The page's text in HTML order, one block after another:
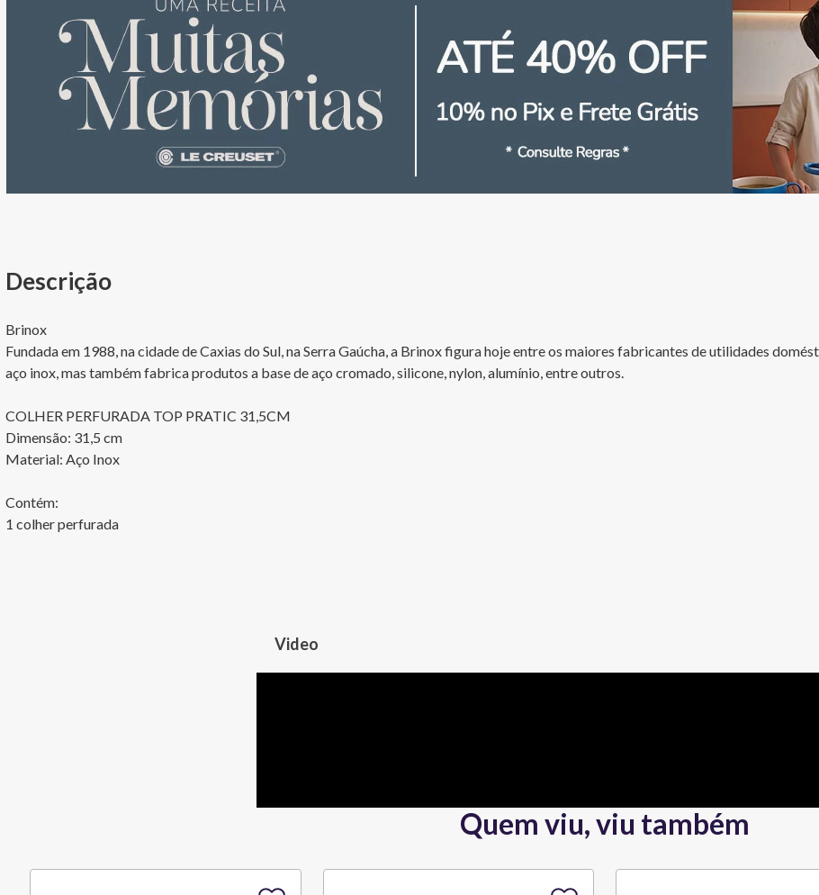
Brinox
Fundada em 1988, na cidade de Caxias do Sul, na Serra Gaúcha, a Brinox figura hoje entre os maiores fabricantes de utilidades
aço inox, mas também fabrica produtos a base de aço cromado, silicone, nylon, alumínio, entre outros.
COLHER PERFURADA TOP PRATIC 31,5CM
Dimensão: 31,5 cm
Material: Aço Inox
Contém:
1 colher perfurada
Video
Quem viu, viu também